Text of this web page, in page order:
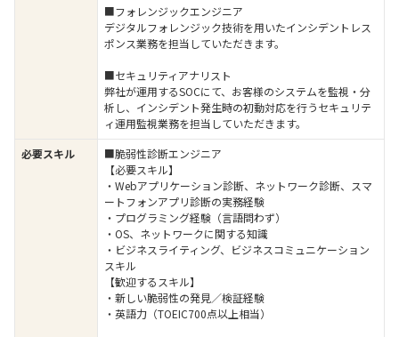
■フォレンジックエンジニア
デジタルフォレンジック技術を用いたインシデントレス
ポンス業務を担当していただきます。
■セキュリティアナリスト
弊社が運用するSOCにて、お客様のシステムを監視・分
析し、インシデント発生時の初動対応を行うセキュリテ
ィ運用監視業務を担当していただきます。
必要スキル
■脆弱性診断エンジニア
【必要スキル】
・Webアプリケーション診断、ネットワーク診断、スマ
ートフォンアプリ診断の実務経験
・プログラミング経験（言語問わず）
・OS、ネットワークに関する知識
・ビジネスライティング、ビジネスコミュニケーション
スキル
【歓迎するスキル】
・新しい脆弱性の発見／検証経験
・英語力（TOEIC700点以上相当）